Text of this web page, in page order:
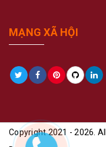
MẠNG XÃ HỘI
Copyright 2021 - 2026.